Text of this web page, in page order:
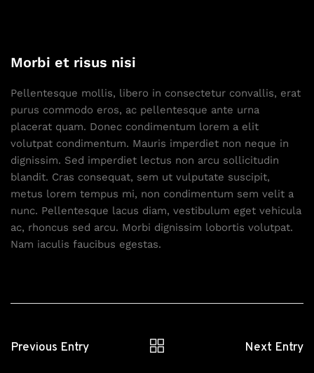
Morbi et risus nisi
Pellentesque mollis, libero in consectetur convallis, erat
purus commodo eros, ac pellentesque ante urna
placerat quam. Donec condimentum lorem a elit
volutpat condimentum. Mauris imperdiet non neque in
dignissim. Sed imperdiet lectus non arcu sollicitudin
blandit. Cras consequat, sem ut vulputate suscipit,
metus lorem tempus mi, non condimentum sem velit a
nunc. Pellentesque lacus diam, vestibulum eget vehicula
ac, rhoncus sed arcu. Morbi dignissim lobortis volutpat.
Nam iaculis faucibus egestas.
Previous Entry Next Entry